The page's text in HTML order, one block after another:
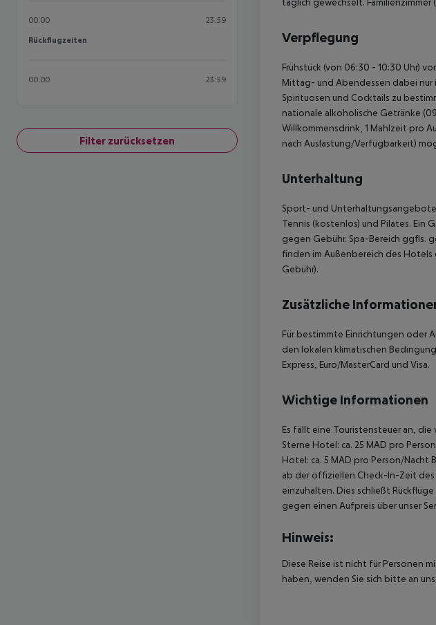
00:00 23:59
Rückflugzeiten
Rückflugzeiten
00:00 23:59
Filter zurücksetzen
Verpflegung
Frühstück (von 06:30 - 10:30 Uhr)
Mittag- und Abendessen dabei nur
Spirituosen und Cocktails zu
nationale alkoholische Getränke
Willkommensdrink, 1 Mahlzeit pro
nach Auslastung/Verfügbarkeit)
Unterhaltung
Sport- und
Tennis (kostenlos) und Pilates.
gegen Gebühr. Spa-Bereich ggfls.
finden im Außenbereich des
Gebühr).
Zusätzliche
Für bestimmte Einrichtungen oder
den lokalen klimatischen
Express, Euro/MasterCard und Visa.
Wichtige Informationen
Es fällt eine Touristensteuer an,
Sterne Hotel: ca. 25 MAD pro
Hotel: ca. 5 MAD pro Person/
ab der offiziellen Check-In-Zeit
einzuhalten. Dies schließt
gegen einen Aufpreis über unser
Hinweis:
Diese Reise ist nicht für Personen
haben, wenden Sie sich bitte an